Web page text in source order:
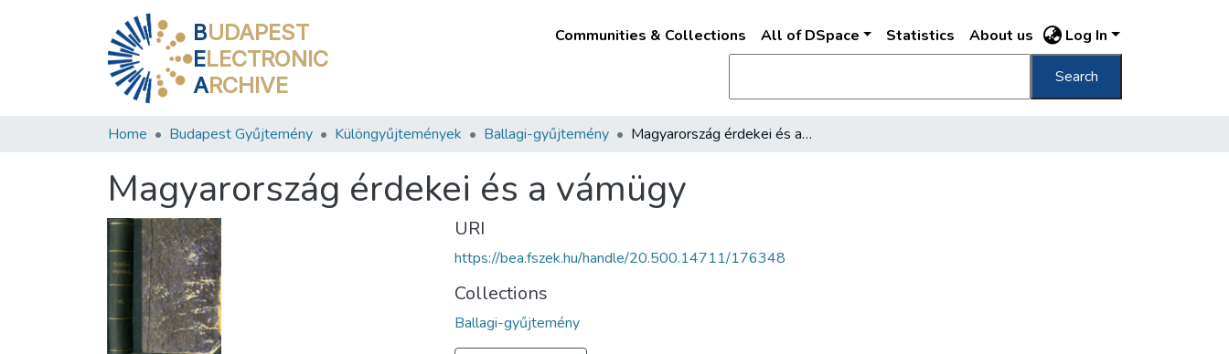
BUDAPEST
ELECTRONIC
ARCHIVE
Communities & Collections All of DSpace Statistics About us Log In
Search
Home Budapest Gyűjtemény Különgyűjtemények Ballagi-gyűjtemény Magyarország érdekei és a vámügy
Magyarország érdekei és a vámügy
URI
https://bea.fszek.hu/handle/20.500.14711/176348
Collections
Ballagi-gyűjtemény